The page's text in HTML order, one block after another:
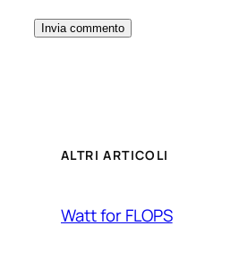
ALTRI ARTICOLI
Watt for FLOPS